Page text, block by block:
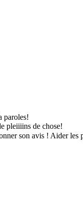
paroles!
pleiiiins de chose!
son avis ! Aider